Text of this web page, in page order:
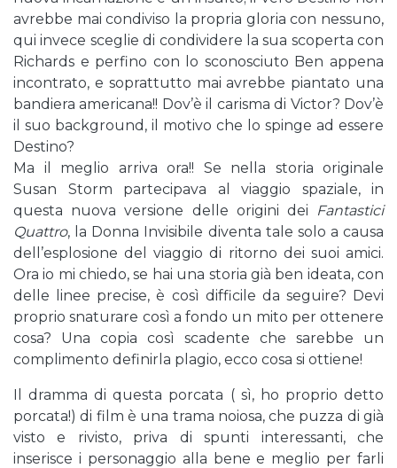
avrebbe mai condiviso la propria gloria con nessuno,
qui invece sceglie di condividere la sua scoperta con
Richards e perfino con lo sconosciuto Ben appena
incontrato, e soprattutto mai avrebbe piantato una
bandiera americana!! Dov’è il carisma di Victor? Dov’è
il suo background, il motivo che lo spinge ad essere
Destino?
Ma il meglio arriva ora!! Se nella storia originale
Susan Storm partecipava al viaggio spaziale, in
questa nuova versione delle origini dei
Fantastici
Quattro, la Donna Invisibile diventa tale solo a causa
dell’esplosione del viaggio di ritorno dei suoi amici.
Ora io mi chiedo, se hai una storia già ben ideata, con
delle linee precise, è così difficile da seguire? Devi
proprio snaturare così a fondo un mito per ottenere
cosa? Una copia così scadente che sarebbe un
complimento definirla plagio, ecco cosa si ottiene!
Il dramma di questa porcata ( sì, ho proprio detto
porcata!) di film è una trama noiosa, che puzza di già
visto e rivisto, priva di spunti interessanti, che
inserisce i personaggio alla bene e meglio per farli